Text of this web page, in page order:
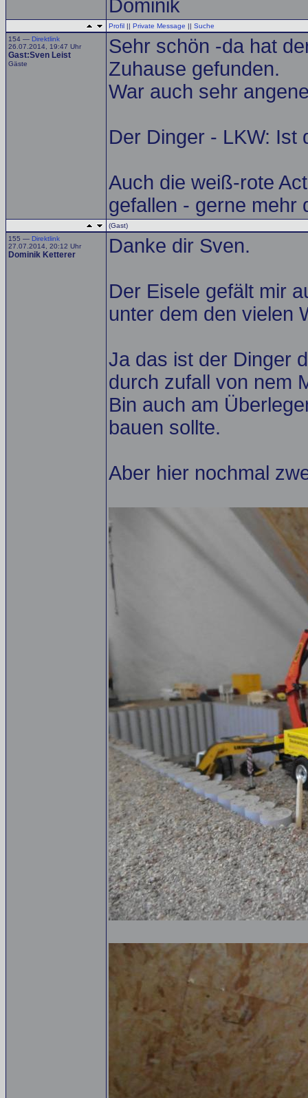
Dominik
Profil || Private Message || Suche
154 — Direktlink
26.07.2014, 19:47 Uhr
Gast:Sven Leist
Gäste
Sehr schön -da hat
Zuhause gefunden.
War auch sehr
Der Dinger - LKW: Ist
Auch die weiß-rote
gefallen - gerne mehr
(Gast)
155 — Direktlink
27.07.2014, 20:12 Uhr
Dominik Ketterer Danke dir Sven.
Der Eisele gefält mir
unter dem den vielen
Ja das ist der Dinger
durch zufall von nem
Bin auch am
bauen sollte.
Aber hier nochmal